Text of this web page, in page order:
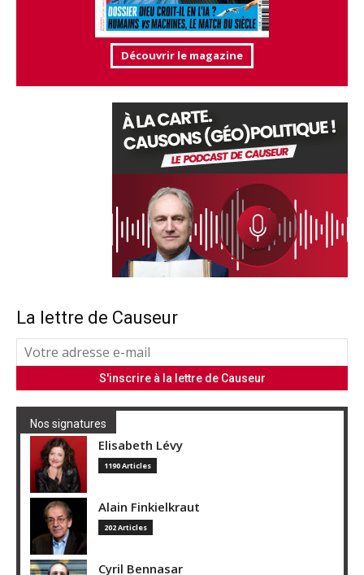
Découvrir le magazine
La lettre de Causeur
Nos signatures
Elisabeth Lévy
1190 Articles
Alain Finkielkraut
202 Articles
Cyril Bennasar